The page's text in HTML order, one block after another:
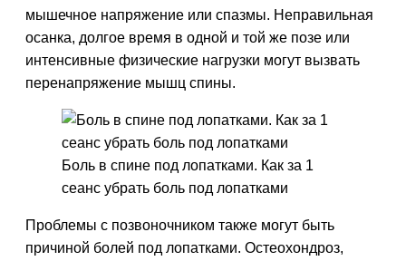
мышечное напряжение или спазмы. Неправильная
осанка, долгое время в одной и той же позе или
интенсивные физические нагрузки могут вызвать
перенапряжение мышц спины.
Боль в спине под лопатками. Как за 1
сеанс убрать боль под лопатками
Проблемы с позвоночником также могут быть
причиной болей под лопатками. Остеохондроз,